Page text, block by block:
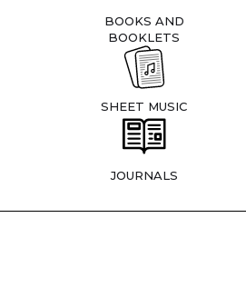
BOOKS AND
BOOKLETS
SHEET MUSIC
JOURNALS